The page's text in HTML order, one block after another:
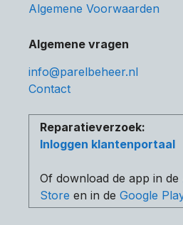
Algemene Voorwaarden
Algemene vragen
info@parelbeheer.nl
Contact
Reparatieverzoek:
Inloggen klantenportaal
Of download de app in de
Store en in de Google